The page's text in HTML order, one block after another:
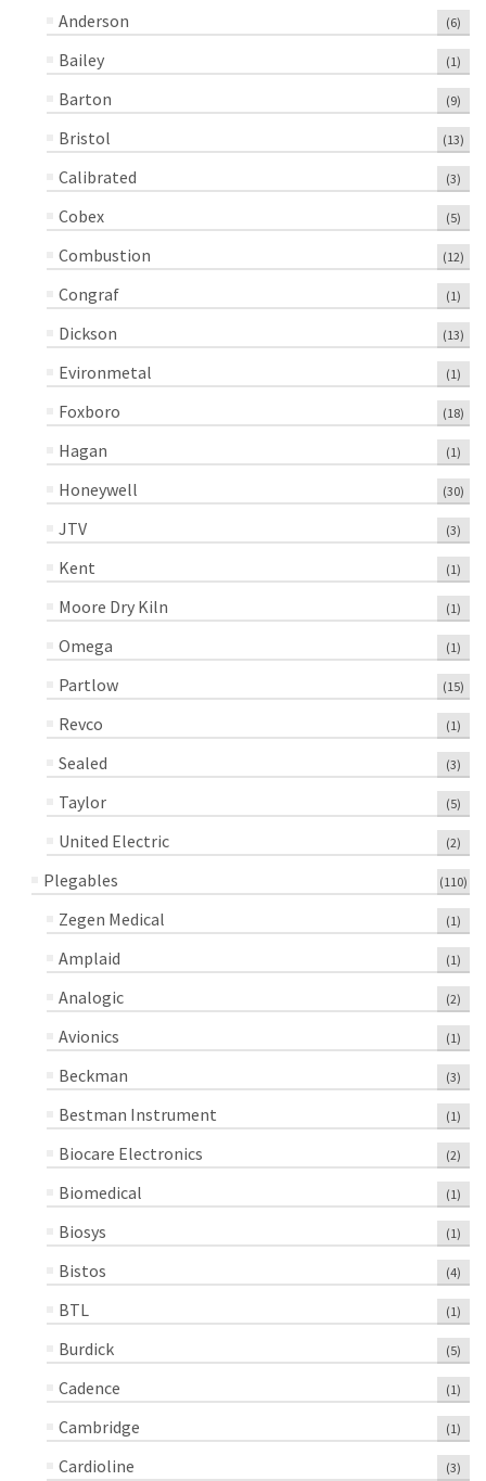
Anderson (6)
Bailey (1)
Barton (9)
Bristol (13)
Calibrated (3)
Cobex (5)
Combustion (12)
Congraf (1)
Dickson (13)
Evironmetal (1)
Foxboro (18)
Hagan (1)
Honeywell (30)
JTV (3)
Kent (1)
Moore Dry Kiln (1)
Omega (1)
Partlow (15)
Revco (1)
Sealed (3)
Taylor (5)
United Electric (2)
Plegables (110)
Zegen Medical (1)
Amplaid (1)
Analogic (2)
Avionics (1)
Beckman (3)
Bestman Instrument (1)
Biocare Electronics (2)
Biomedical (1)
Biosys (1)
Bistos (4)
BTL (1)
Burdick (5)
Cadence (1)
Cambridge (1)
Cardioline (3)